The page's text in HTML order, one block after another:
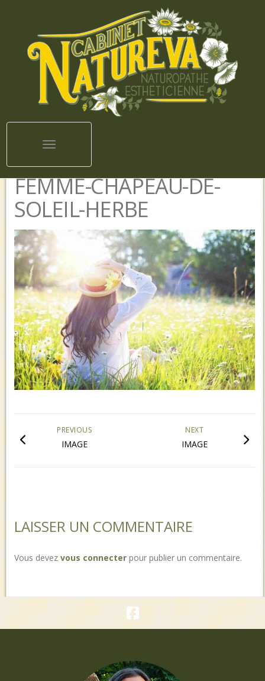
Toggle navigation
FEMME-CHAPEAU-DE-
SOLEIL-HERBE
NEXT
IMAGE
PREVIOUS
IMAGE
LAISSER UN COMMENTAIRE
Vous devez vous connecterpour publier un commentaire.